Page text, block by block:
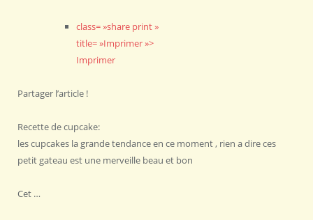
class= »share print »
title= »Imprimer »>
Imprimer
Partager l’article !
Recette de cupcake:
les cupcakes la grande tendance en ce moment , rien a dire ces
petit gateau est une merveille beau et bon
Cet …